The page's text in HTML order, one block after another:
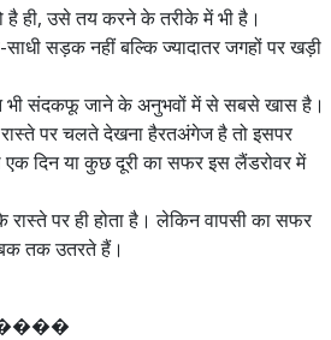
ही, उसे तय करने के तरीके में भी है।
सड़क नहीं बल्कि ज्यादातर जगहों पर खड़ी
भी संदकफू जाने के अनुभवों में से सबसे खास है।
पर चलते देखना हैरतअंगेज है तो इसपर
दिन या कुछ दूरी का सफर इस लैंडरोवर में
पर ही होता है। लेकिन वापसी का सफर
तक उतरते हैं।
���